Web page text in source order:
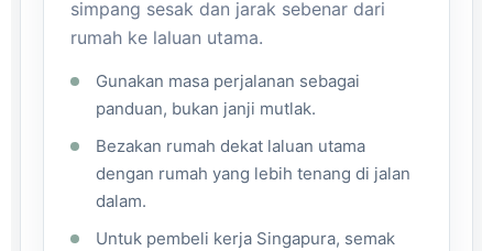
simpang sesak dan jarak sebenar dari
rumah ke laluan utama.
Gunakan masa perjalanan sebagai
panduan, bukan janji mutlak.
Bezakan rumah dekat laluan utama
dengan rumah yang lebih tenang di jalan
dalam.
Untuk pembeli kerja Singapura, semak